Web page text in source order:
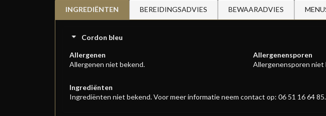
INGREDIËNTEN BEREIDINGSADVIES BEWAARADVIES
Cordon bleu
Allergenen
Allergenen niet bekend.
Allergenensporen
Allergenensporen niet
Ingrediënten
Ingrediënten niet bekend. Voor meer informatie neem contact op: 06 51 16 64 85.